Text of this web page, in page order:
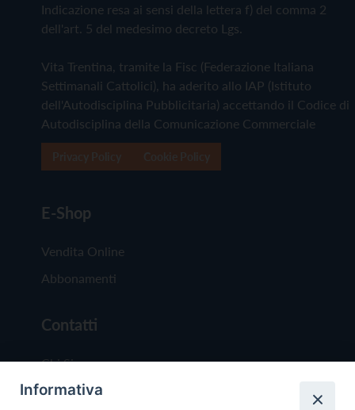
Indicazione resa ai sensi della lettera f) del comma 2
dell'art. 5 del medesimo decreto Lgs.
Vita Trentina, tramite la Fisc (Federazione Italiana
Settimanali Cattolici), ha aderito allo IAP (Istituto
dell'Autodisciplina Pubblicitaria) accettando il Codice di
Autodisciplina della Comunicazione Commerciale
E-Shop
Vendita Online
Abbonamenti
Contatti
Chi Siamo
Redazione
Informativa